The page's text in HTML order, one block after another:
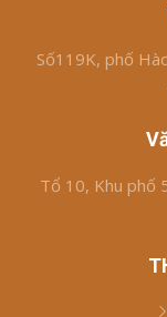
Số119K, phố
Tổ 10, Khu phố